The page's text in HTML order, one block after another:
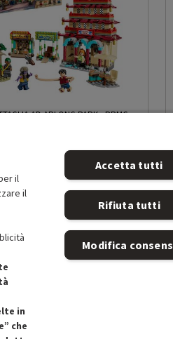
set comprende le minifigure di Luffy,
braccia, Nami, Usopp, Arlong e Chu.
AD ARLONG PARK-PRMG
originale integra
principali presenti
ottima
Nuovo 47.99 -10%
43.19
Aggiungi al carrello
il
il
in
che
Accetta tutti
Rifiuta tutti
Modifica